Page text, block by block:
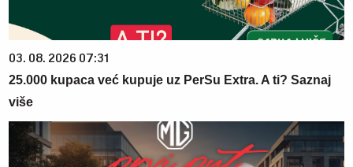
03. 08. 2026 07:31
25.000 kupaca već kupuje uz PerSu Extra. A ti? Saznaj
više